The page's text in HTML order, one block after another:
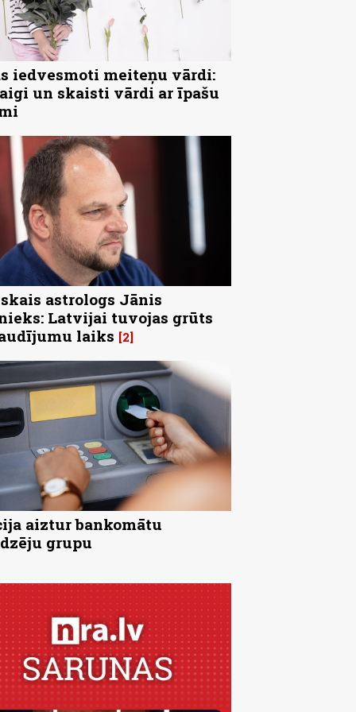
iedvesmoti meiteņu vārdi:
un skaisti vārdi ar īpašu
astrologs Jānis
Latvijai tuvojas grūts
laiks 2
aiztur bankomātu
grupu